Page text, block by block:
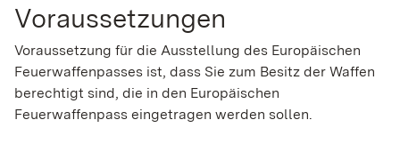
Voraussetzungen
Voraussetzung für die Ausstellung des Europäischen
Feuerwaffenpasses ist, dass Sie zum Besitz der Waffen
berechtigt sind, die in den Europäischen
Feuerwaffenpass eingetragen werden sollen.